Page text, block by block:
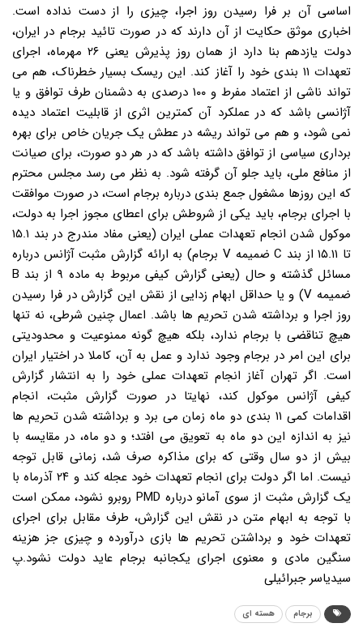
اساسی آن بر فرا رسیدن روز اجرا، چیزی را از دست نداده است.
اخباری موثق حکایت از آن دارند که در صورت تائید برجام در ایران،
دولت یازدهم بنا دارد از همان روز پذیرش یعنی ۲۶ مهرماه، اجرای
تعهدات ۱۱ بندی خود را آغاز کند. این ریسک بسیار خطرناک، هم می
تواند ناشی از اعتماد مفرط و ۱۰۰ درصدی به دشمنان طرف توافق و یا
آژانسی باشد که در عملکرد آن کمترین اثری از قابلیت اعتماد دیده
نمی شود، و هم می تواند ریشه در عطش یک جریان خاص برای بهره
برداری سیاسی از توافق داشته باشد که در هر دو صورت، برای صیانت
از منافع ملی، باید جلو آن گرفته شود. به نظر می رسد مجلس محترم
که این روزها مشغول جمع بندی درباره برجام است، در صورت موافقت
با اجرای برجام، باید یکی از شروطش برای اعطای مجوز اجرا به دولت،
موکول شدن انجام تعهدات عملی ایران (یعنی مفاد مندرج در بند ۱۵.۱
تا ۱۵.۱۱ از بند C ضمیمه V برجام) به ارائه گزارش مثبت آژانس درباره
مسائل گذشته و حال (یعنی گزارش کیفی مربوط به ماده ۹ از بند B
ضمیمه V) و یا حداقل ابهام زدایی از نقش این گزارش در فرا رسیدن
روز اجرا و برداشته شدن تحریم ها باشد. اعمال چنین شرطی، نه تنها
هیچ تناقضی با برجام ندارد، بلکه هیچ گونه ممنوعیت و محدودیتی
برای این امر در برجام وجود ندارد و عمل به آن، کاملا در اختیار ایران
است. اگر تهران آغاز انجام تعهدات عملی خود را به انتشار گزارش
کیفی آژانس موکول کند، نهایتا در صورت گزارش مثبت، انجام
اقدامات کمی ۱۱ بندی دو ماه زمان می برد و برداشته شدن تحریم ها
نیز به اندازه این دو ماه به تعویق می افتد؛ و دو ماه، در مقایسه با
بیش از دو سال وقتی که برای مذاکره صرف شد، زمانی قابل توجه
نیست. اما اگر دولت برای انجام تعهدات خود عجله کند و ۲۴ آذرماه با
یک گزارش مثبت از سوی آمانو درباره PMD روبرو نشود، ممکن است
با توجه به ابهام متن در نقش این گزارش، طرف مقابل برای اجرای
تعهدات خود و برداشتن تحریم ها بازی درآورده و چیزی جز هزینه
سنگین مادی و معنوی اجرای یکجانبه برجام عاید دولت نشود.پ
سیدیاسر جبرائیلی
برجام هسته ای